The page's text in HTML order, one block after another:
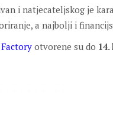
i natjecateljskog je
a najbolji i
otvorene su do